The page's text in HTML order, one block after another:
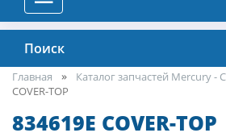
Поиск
Главная
Каталог запчастей Mercury -
COVER-TOP
834619E COVER-TOP